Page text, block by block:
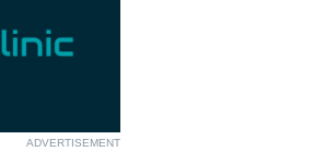
ADVERTISEMENT